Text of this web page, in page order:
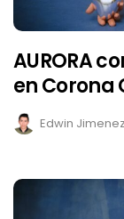
AURORA
en Corona
Edwin Jimenez